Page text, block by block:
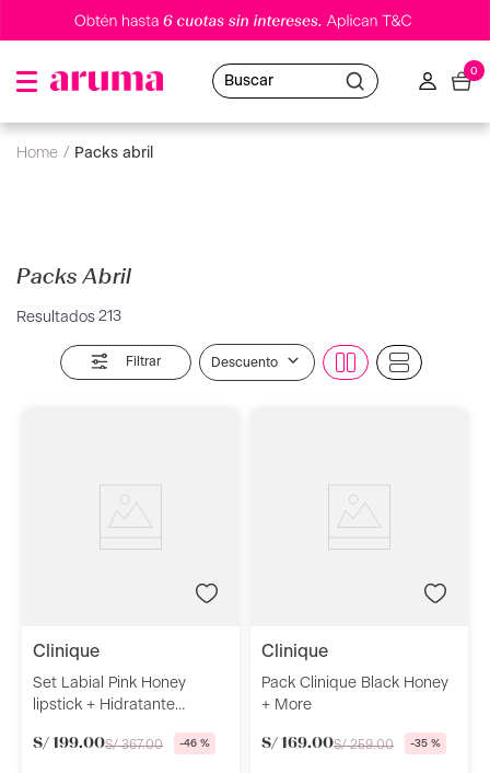
Buscar
0
packs abril
Packs Abril
213
Filtrar Descuento
clinique
Set Labial Pink Honey
lipstick + Hidratante
S/ 199.00S/ 367.00 -46 %
clinique
Pack Clinique Black Honey
+ More
S/ 169.00S/ 259.00 -35 %